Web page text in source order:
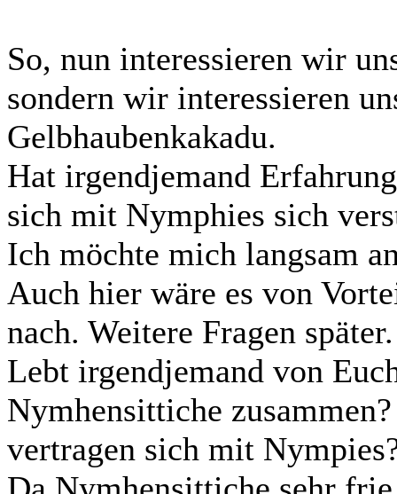
So, nun interessieren wir
sondern wir interessieren
Gelbhaubenkakadu.
Hat irgendjemand
sich mit Nymphies sich
Ich möchte mich langsam
Auch hier wäre es von
nach. Weitere Fragen später.
Lebt irgendjemand von
Nymhensittiche
vertragen sich mit